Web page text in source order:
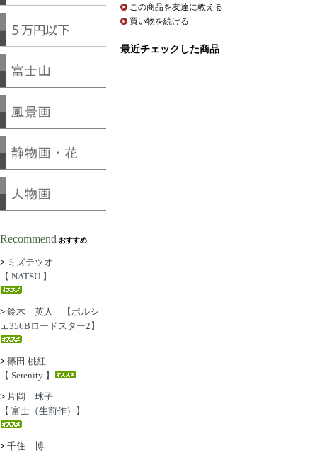
この商品を友達に教える
買い物を続ける
最近チェックした商品
Recommend おすすめ
> ミズテツオ
【 NATSU 】
> 鈴木 英人 【ポルシ
ェ356Bロードスター2】
> 篠田 桃紅
【 Serenity 】
> 片岡 球子
【 富士（生前作）】
> 千住 博